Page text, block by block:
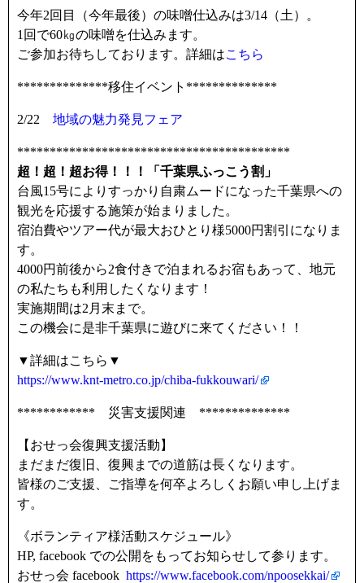
今年2回目（今年最後）の味噌仕込みは3/14（土）。
1回で60㎏の味噌を仕込みます。
ご参加お待ちしております。詳細はこちら
**************移住イベント**************
2/22 地域の魅力発見フェア
******************************************
超！超！超お得！！！「千葉県ふっこう割」
台風15号によりすっかり自粛ムードになった千葉県への
観光を応援する施策が始まりました。
宿泊費やツアー代が最大おひとり様5000円割引になりま
す。
4000円前後から2食付きで泊まれるお宿もあって、地元
の私たちも利用したくなります！
実施期間は2月末まで。
この機会に是非千葉県に遊びに来てください！！
▼詳細はこちら▼
https://www.knt-metro.co.jp/chiba-fukkouwari/
************ 災害支援関連 **************
【おせっ会復興支援活動】
まだまだ復旧、復興までの道筋は長くなります。
皆様のご支援、ご指導を何卒よろしくお願い申し上げま
す。
《ボランティア様活動スケジュール》
HP, facebook での公開をもってお知らせして参ります。
おせっ会 facebook https://www.facebook.com/npoosekkai/